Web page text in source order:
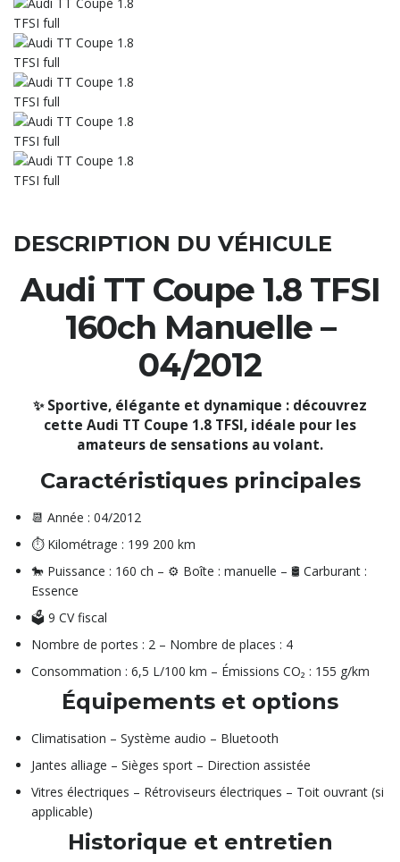
DESCRIPTION DU VÉHICULE
Audi TT Coupe 1.8 TFSI
160ch Manuelle –
04/2012
✨ Sportive, élégante et dynamique : découvrez
cette Audi TT Coupe 1.8 TFSI, idéale pour les
amateurs de sensations au volant.
Caractéristiques principales
📆 Année : 04/2012
⏱️ Kilométrage : 199 200 km
🐎 Puissance : 160 ch – ⚙️ Boîte : manuelle – 🛢️ Carburant :
Essence
🗳️ 9 CV fiscal
Nombre de portes : 2 – Nombre de places : 4
Consommation : 6,5 L/100 km – Émissions CO₂ : 155 g/km
Équipements et options
Climatisation – Système audio – Bluetooth
Jantes alliage – Sièges sport – Direction assistée
Vitres électriques – Rétroviseurs électriques – Toit ouvrant (si
applicable)
Historique et entretien